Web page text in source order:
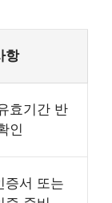
항
효기간 반
인
증서 또는